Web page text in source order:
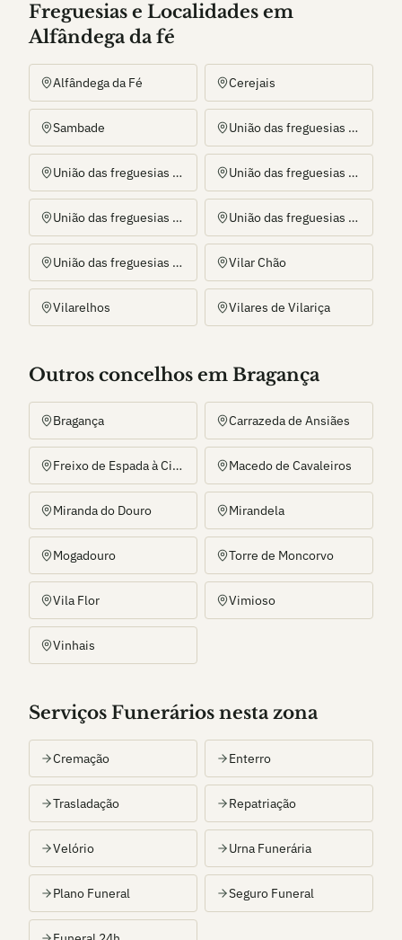
Freguesias e Localidades em
Alfândega da fé
Alfândega da Fé Cerejais
Sambade União das freguesias de Agrobom, Saldonha e Vale Pereiro
União das freguesias de Eucisia, Gouveia e Valverde União das freguesias de Ferradosa e Sendim da Serra
União das freguesias de Gebelim e Soeima União das freguesias de Parada e Sendim da Ribeira
União das freguesias de Pombal e Vales Vilar Chão
Vilarelhos Vilares de Vilariça
Outros concelhos em Bragança
Bragança Carrazeda de Ansiães
Freixo de Espada à Cinta Macedo de Cavaleiros
Miranda do Douro Mirandela
Mogadouro Torre de Moncorvo
Vila Flor Vimioso
Vinhais
Serviços Funerários nesta zona
Cremação Enterro
Trasladação Repatriação
Velório Urna Funerária
Plano Funeral Seguro Funeral